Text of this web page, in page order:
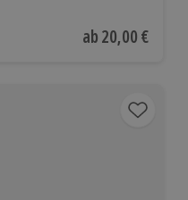
Aktueller Preis
ab20,00 €